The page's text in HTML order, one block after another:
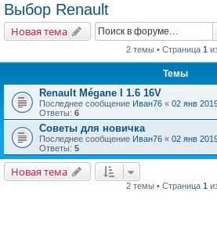
Выбор Renault
Новая тема
2 темы • Страница 1
Темы
Renault Mégane I 1.6 16V
Последнее сообщение Иван76 « 02 янв
Ответы: 6
Советы для новичка
Последнее сообщение Иван76 « 02 янв
Ответы: 5
Новая тема
2 темы • Страница 1